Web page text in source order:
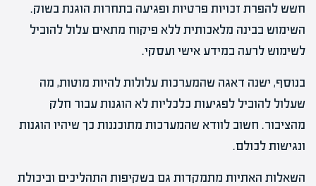
חשש להפרת זכויות פרטיות ופגיעה בתחרות הוגנת בשוק.
השימוש בבינה מלאכותית ללא פיקוח מתאים עלול להוביל
לשימוש לרעה במידע אישי ועסקי.
בנוסף, ישנה דאגה שהמערכות עלולות להיות מוטות, מה
שעלול להוביל לפגיעות כלכליות לא הוגנות עבור חלק
מהציבור. חשוב לוודא שהמערכות מתוכננות כך שיהיו הוגנות
ונגישות לכולם.
השאלות האתיות מתמקדות גם בשקיפות התהליכים וביכולת